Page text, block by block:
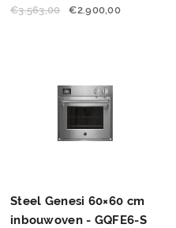
€3.563,00 €2.900,00
Steel Genesi 60×60 cm
inbouwoven - GQFE6-S